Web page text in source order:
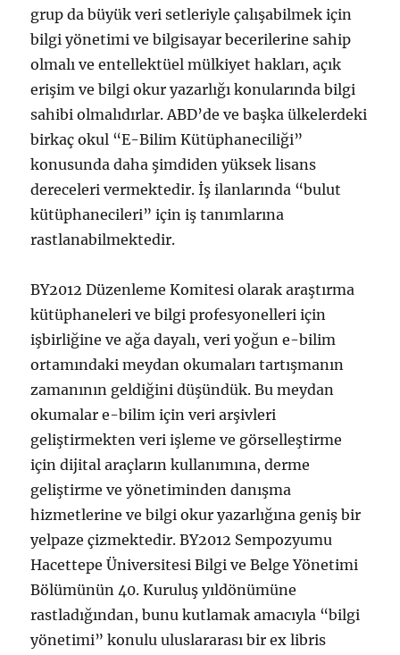
grup da büyük veri setleriyle çalışabilmek için
bilgi yönetimi ve bilgisayar becerilerine sahip
olmalı ve entellektüel mülkiyet hakları, açık
erişim ve bilgi okur yazarlığı konularında bilgi
sahibi olmalıdırlar. ABD’de ve başka ülkelerdeki
birkaç okul “E-Bilim Kütüphaneciliği”
konusunda daha şimdiden yüksek lisans
dereceleri vermektedir. İş ilanlarında “bulut
kütüphanecileri” için iş tanımlarına
rastlanabilmektedir.
BY2012 Düzenleme Komitesi olarak araştırma
kütüphaneleri ve bilgi profesyonelleri için
işbirliğine ve ağa dayalı, veri yoğun e-bilim
ortamındaki meydan okumaları tartışmanın
zamanının geldiğini düşündük. Bu meydan
okumalar e-bilim için veri arşivleri
geliştirmekten veri işleme ve görselleştirme
için dijital araçların kullanımına, derme
geliştirme ve yönetiminden danışma
hizmetlerine ve bilgi okur yazarlığına geniş bir
yelpaze çizmektedir. BY2012 Sempozyumu
Hacettepe Üniversitesi Bilgi ve Belge Yönetimi
Bölümünün 40. Kuruluş yıldönümüne
rastladığından, bunu kutlamak amacıyla “bilgi
yönetimi” konulu uluslararası bir ex libris